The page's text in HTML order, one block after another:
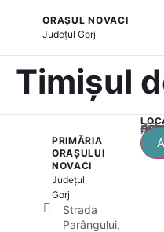
ORAȘUL NOVACI
JudețulGorj
Timișul
PRIMĂRIA
ORAȘULUI
NOVACI
Județul
Gorj
Strada
Parângului,
Acest conținut este blocat până când acceptați categoria corespunzătoare de cookie-uri.